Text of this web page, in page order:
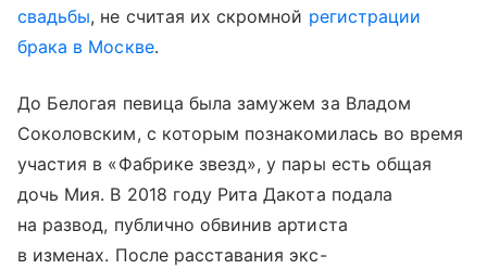
свадьбы, не считая их скромной регистрации
брака в Москве.
До Белогая певица была замужем за Владом
Соколовским, с которым познакомилась во время
участия в «Фабрике звезд», у пары есть общая
дочь Мия. В 2018 году Рита Дакота подала
на развод, публично обвинив артиста
в изменах. После расставания экс-